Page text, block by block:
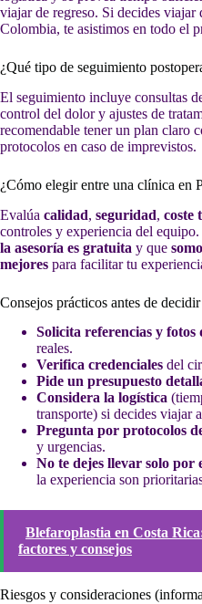
viajar de regreso. Si decides
Colombia, te asistimos en todo el
¿Qué tipo de seguimiento
El seguimiento incluye consultas
control del dolor y ajustes de
recomendable tener un plan claro
protocolos en caso de imprevistos.
¿Cómo elegir entre una clínica en
Evalúa calidad, seguridad, coste
controles y experiencia del
la asesoría es gratuita y que
mejores para facilitar tu
Consejos prácticos antes de decidir
Solicita referencias y fotos
reales.
Verifica credenciales del
Pide un presupuesto
Considera la logística
transporte) si decides viajar
Pregunta por protocolos
y urgencias.
No te dejes llevar solo por
la experiencia son
Blefaroplastia en Costa
factores y consejos
Riesgos y consideraciones